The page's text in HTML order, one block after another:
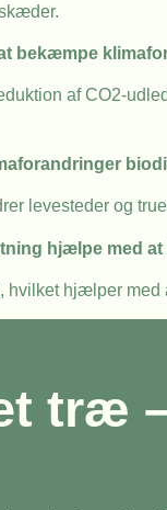
bekæmpe
af CO2-
levesteder og
hjælpe med
hvilket hjælper med
træ